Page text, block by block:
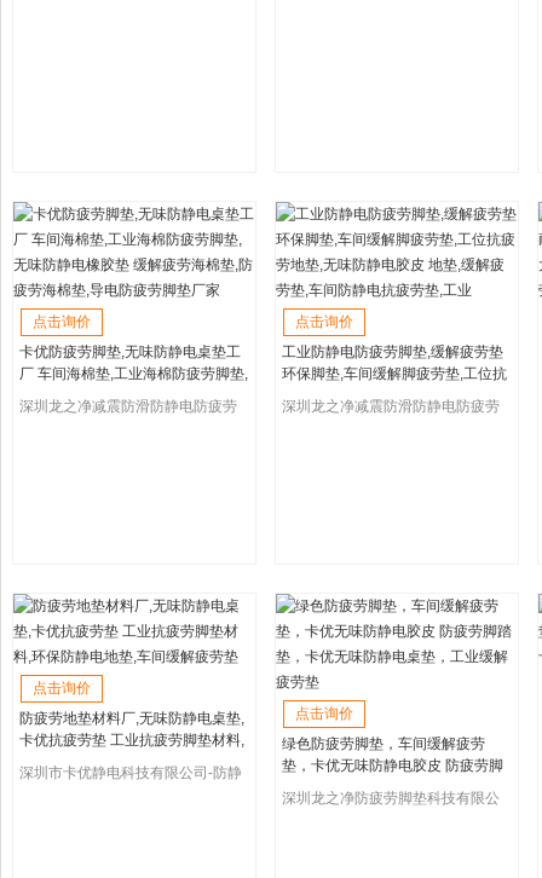
点击询价
卡优防疲劳脚垫,无味防静电桌垫工
厂 车间海棉垫,工业海棉防疲劳脚垫,
无味防静电橡胶垫 缓解疲劳海棉垫,
防疲劳海棉垫,导电防疲劳脚垫厂家
深圳龙之净减震防滑防静电防疲劳
点击询价
工业防静电防疲劳脚垫,缓解疲劳垫
环保脚垫,车间缓解脚疲劳垫,工位抗
疲劳地垫,无味防静电胶皮 地垫,缓解
疲劳垫,车间防静电抗疲劳垫,工业
深圳龙之净减震防滑防静电防疲劳
点击询价
防疲劳地垫材料厂,无味防静电桌垫,
卡优抗疲劳垫 工业抗疲劳脚垫材料,
环保防静电地垫,车间缓解疲劳垫
深圳市卡优静电科技有限公司-防静
点击询价
绿色防疲劳脚垫，车间缓解疲劳
垫，卡优无味防静电胶皮 防疲劳脚
踏垫，卡优无味防静电桌垫，工业
缓解疲劳垫
深圳龙之净防疲劳脚垫科技有限公